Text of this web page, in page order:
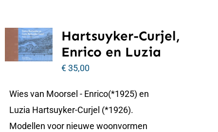
Hartsuyker-Curjel,
Enrico en Luzia
€35,00
Wies van Moorsel - Enrico(*1925) en
Luzia Hartsuyker-Curjel (*1926).
Modellen voor nieuwe woonvormen